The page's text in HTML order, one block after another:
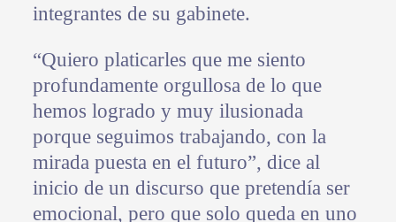
integrantes de su gabinete.
“Quiero platicarles que me siento
profundamente orgullosa de lo que
hemos logrado y muy ilusionada
porque seguimos trabajando, con la
mirada puesta en el futuro”, dice al
inicio de un discurso que pretendía ser
emocional, pero que solo queda en uno